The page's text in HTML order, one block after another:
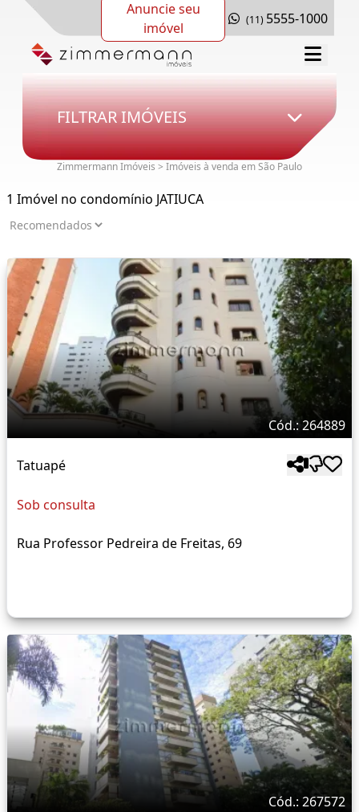
Anuncie seu
imóvel
(11) 5555-1000
FILTRAR IMÓVEIS
Zimmermann Imóveis > Imóveis à venda em São Paulo
1 Imóvel no condomínio JATIUCA
Cód.: 264889
Tatuapé
Sob consulta
Rua Professor Pedreira de Freitas, 69
Cód.: 267572